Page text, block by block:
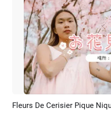
Aperçu
Fleurs De Cerisier Pique